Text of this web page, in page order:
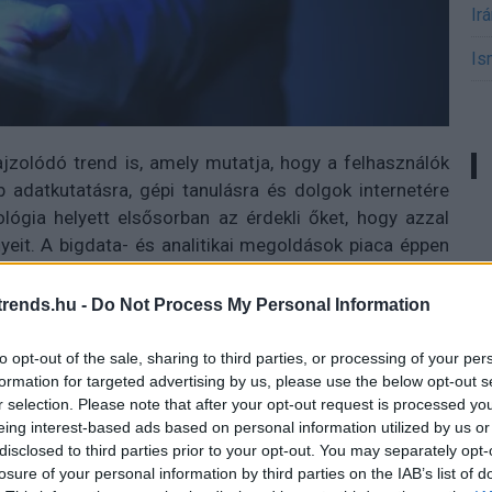
- Do Not Process My Personal Information
opt-out of the sale, sharing to third parties, or processing of your
for targeted advertising by us, please use the below opt-out
selection. Please note that after your opt-out request is processed
interest-based ads based on personal information utilized by us
to third parties prior to your opt-out. You may separately
of your personal information by third parties on the IAB’s list of
trend is, amely mutatja, hogy a felhasználók
adatkutatásra, gépi tanulásra és dolgok internetére
helyett elsősorban az érdekli őket, hogy azzal
A bigdata- és analitikai megoldások piaca éppen
előrejelzése (Worldwide Big Data and Business
2022-re eléri a 274,3 milliárd dollárt, ami a
százalékos, egészséges ütemű bővülésnek felel
pár kivételtől eltekintve még akkor is
- a törvényi megfeleléssel összefüggő